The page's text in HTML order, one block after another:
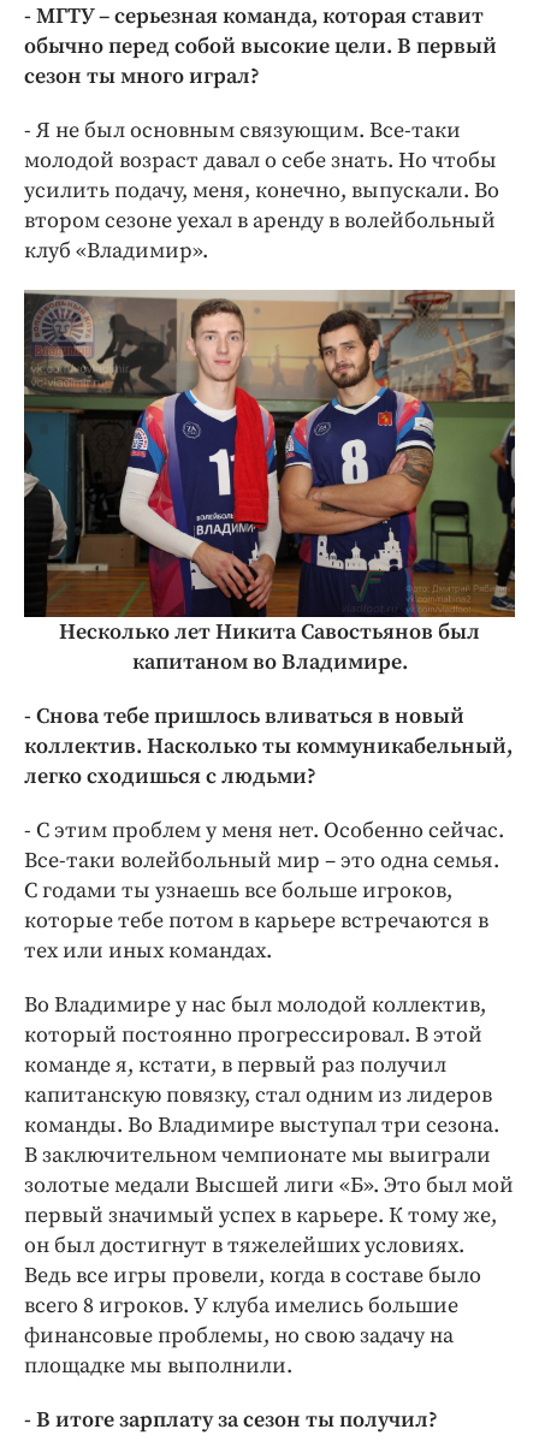
- МГТУ – серьезная команда, которая ставит
обычно перед собой высокие цели. В первый
сезон ты много играл?
- Я не был основным связующим. Все-таки
молодой возраст давал о себе знать. Но чтобы
усилить подачу, меня, конечно, выпускали. Во
втором сезоне уехал в аренду в волейбольный
клуб «Владимир».
Несколько лет Никита Савостьянов был
капитаном во Владимире.
- Снова тебе пришлось вливаться в новый
коллектив. Насколько ты коммуникабельный,
легко сходишься с людьми?
- С этим проблем у меня нет. Особенно сейчас.
Все-таки волейбольный мир – это одна семья.
С годами ты узнаешь все больше игроков,
которые тебе потом в карьере встречаются в
тех или иных командах.
Во Владимире у нас был молодой коллектив,
который постоянно прогрессировал. В этой
команде я, кстати, в первый раз получил
капитанскую повязку, стал одним из лидеров
команды. Во Владимире выступал три сезона.
В заключительном чемпионате мы выиграли
золотые медали Высшей лиги «Б». Это был мой
первый значимый успех в карьере. К тому же,
он был достигнут в тяжелейших условиях.
Ведь все игры провели, когда в составе было
всего 8 игроков. У клуба имелись большие
финансовые проблемы, но свою задачу на
площадке мы выполнили.
- В итоге зарплату за сезон ты получил?